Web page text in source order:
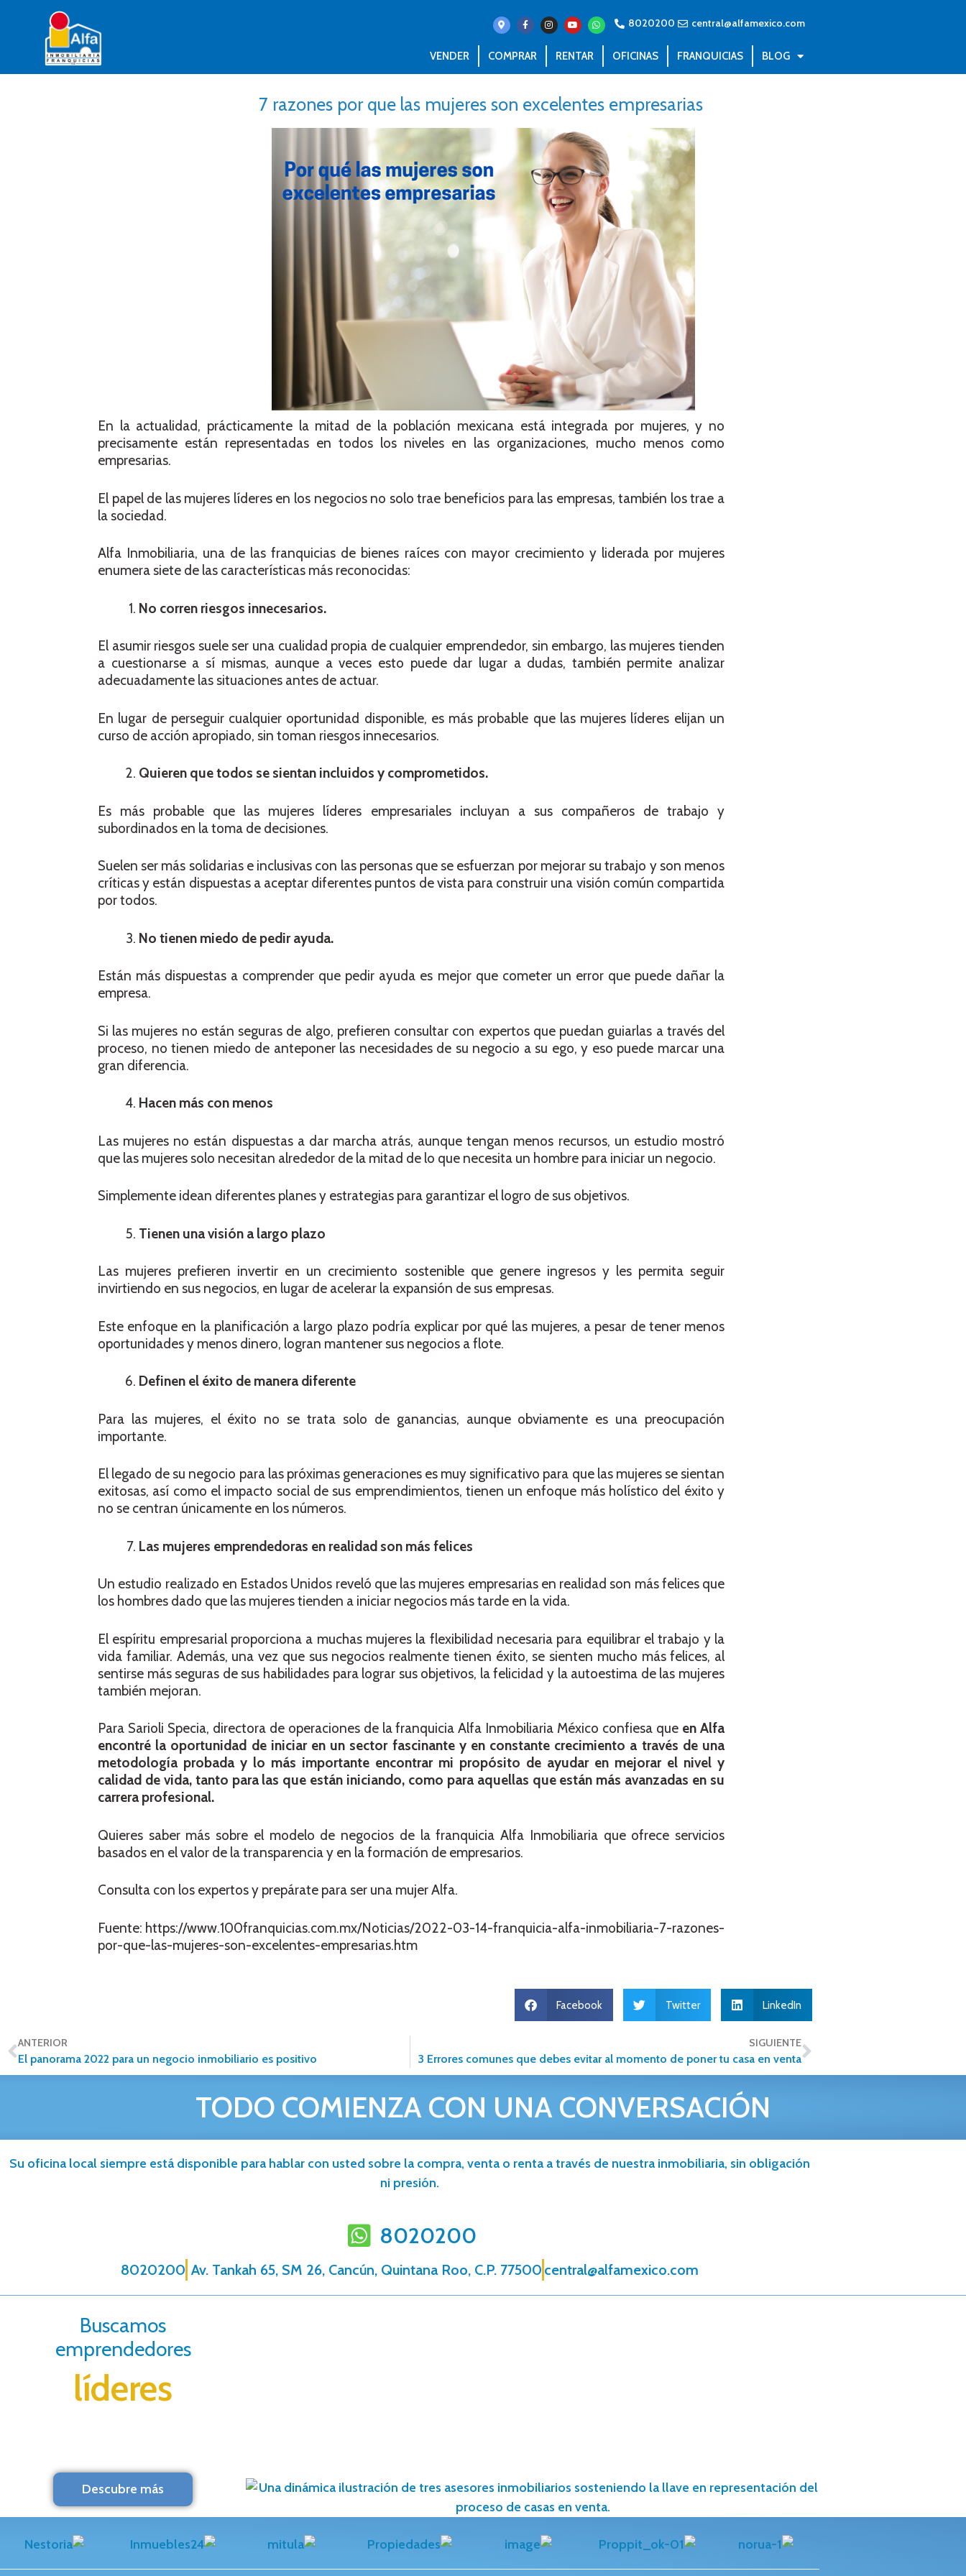
8020200 central@alfamexico.com
VENDER COMPRAR RENTAR OFICINAS FRANQUICIAS BLOG
7 razones por que las mujeres son excelentes empresarias
En la actualidad, prácticamente la mitad de la población mexicana está integrada por mujeres, y no
precisamente están representadas en todos los niveles en las organizaciones, mucho menos como
empresarias.
El papel de las mujeres líderes en los negocios no solo trae beneficios para las empresas, también los trae a
la sociedad.
Alfa Inmobiliaria, una de las franquicias de bienes raíces con mayor crecimiento y liderada por mujeres
enumera siete de las características más reconocidas:
No corren riesgos innecesarios.
El asumir riesgos suele ser una cualidad propia de cualquier emprendedor, sin embargo, las mujeres tienden
a cuestionarse a sí mismas, aunque a veces esto puede dar lugar a dudas, también permite analizar
adecuadamente las situaciones antes de actuar.
En lugar de perseguir cualquier oportunidad disponible, es más probable que las mujeres líderes elijan un
curso de acción apropiado, sin toman riesgos innecesarios.
Quieren que todos se sientan incluidos y comprometidos.
Es más probable que las mujeres líderes empresariales incluyan a sus compañeros de trabajo y
subordinados en la toma de decisiones.
Suelen ser más solidarias e inclusivas con las personas que se esfuerzan por mejorar su trabajo y son menos
críticas y están dispuestas a aceptar diferentes puntos de vista para construir una visión común compartida
por todos.
No tienen miedo de pedir ayuda.
Están más dispuestas a comprender que pedir ayuda es mejor que cometer un error que puede dañar la
empresa.
Si las mujeres no están seguras de algo, prefieren consultar con expertos que puedan guiarlas a través del
proceso, no tienen miedo de anteponer las necesidades de su negocio a su ego, y eso puede marcar una
gran diferencia.
Hacen más con menos
Las mujeres no están dispuestas a dar marcha atrás, aunque tengan menos recursos, un estudio mostró
que las mujeres solo necesitan alrededor de la mitad de lo que necesita un hombre para iniciar un negocio.
Simplemente idean diferentes planes y estrategias para garantizar el logro de sus objetivos.
Tienen una visión a largo plazo
Las mujeres prefieren invertir en un crecimiento sostenible que genere ingresos y les permita seguir
invirtiendo en sus negocios, en lugar de acelerar la expansión de sus empresas.
Este enfoque en la planificación a largo plazo podría explicar por qué las mujeres, a pesar de tener menos
oportunidades y menos dinero, logran mantener sus negocios a flote.
Definen el éxito de manera diferente
Para las mujeres, el éxito no se trata solo de ganancias, aunque obviamente es una preocupación
importante.
El legado de su negocio para las próximas generaciones es muy significativo para que las mujeres se sientan
exitosas, así como el impacto social de sus emprendimientos, tienen un enfoque más holístico del éxito y
no se centran únicamente en los números.
Las mujeres emprendedoras en realidad son más felices
Un estudio realizado en Estados Unidos reveló que las mujeres empresarias en realidad son más felices que
los hombres dado que las mujeres tienden a iniciar negocios más tarde en la vida.
El espíritu empresarial proporciona a muchas mujeres la flexibilidad necesaria para equilibrar el trabajo y la
vida familiar. Además, una vez que sus negocios realmente tienen éxito, se sienten mucho más felices, al
sentirse más seguras de sus habilidades para lograr sus objetivos, la felicidad y la autoestima de las mujeres
también mejoran.
Para Sarioli Specia, directora de operaciones de la franquicia Alfa Inmobiliaria México confiesa que en Alfa
encontré la oportunidad de iniciar en un sector fascinante y en constante crecimiento a través de una
metodología probada y lo más importante encontrar mi propósito de ayudar en mejorar el nivel y
calidad de vida, tanto para las que están iniciando, como para aquellas que están más avanzadas en su
carrera profesional.
Quieres saber más sobre el modelo de negocios de la franquicia Alfa Inmobiliaria que ofrece servicios
basados en el valor de la transparencia y en la formación de empresarios.
Consulta con los expertos y prepárate para ser una mujer Alfa.
Fuente: https://www.100franquicias.com.mx/Noticias/2022-03-14-franquicia-alfa-inmobiliaria-7-razones-
por-que-las-mujeres-son-excelentes-empresarias.htm
Facebook Twitter LinkedIn
ANTERIOR
El panorama 2022 para un negocio inmobiliario es positivo
SIGUIENTE
3 Errores comunes que debes evitar al momento de poner tu casa en venta
TODO COMIENZA CON UNA CONVERSACIÓN
Su oficina local siempre está disponible para hablar con usted sobre la compra, venta o renta a través de nuestra inmobiliaria, sin obligación
ni presión.
8020200
8020200 Av. Tankah 65, SM 26, Cancún, Quintana Roo, C.P. 77500 central@alfamexico.com
Buscamos
emprendedores
líderes
Descubre más